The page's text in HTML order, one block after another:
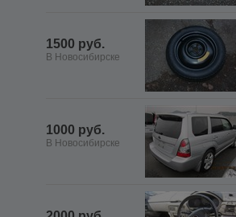
1500 руб.
В Новосибирске
1000 руб.
В Новосибирске